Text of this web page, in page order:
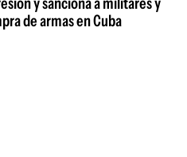
de armas en Cuba